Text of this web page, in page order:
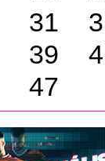
31
39
47